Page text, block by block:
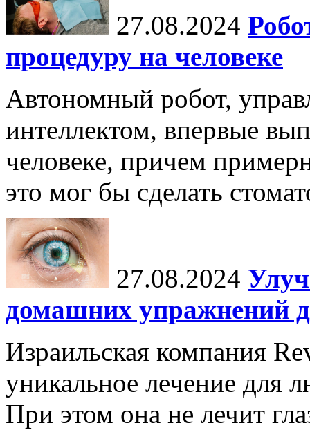
27.08.2024
процедуру на человеке
Автономный робот,
интеллектом, впервые
человеке, причем
это мог бы сделать
27.08.2024
домашних упражнений
Израильская компания
уникальное лечение для
При этом она не лечит